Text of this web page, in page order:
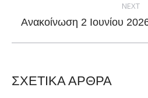
NEXT
Next
Ανακοίνωση 2 Ιουνίου
ΣΧΕΤΙΚΑ ΑΡΘΡΑ